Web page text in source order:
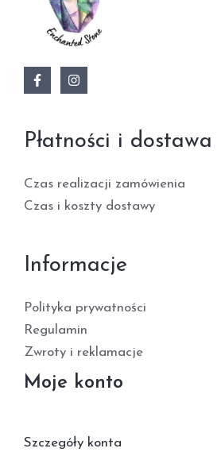
Płatności i dostawa
Czas realizacji zamówienia
Czas i koszty dostawy
Informacje
Polityka prywatności
Regulamin
Zwroty i reklamacje
Moje konto
Szczegóły konta